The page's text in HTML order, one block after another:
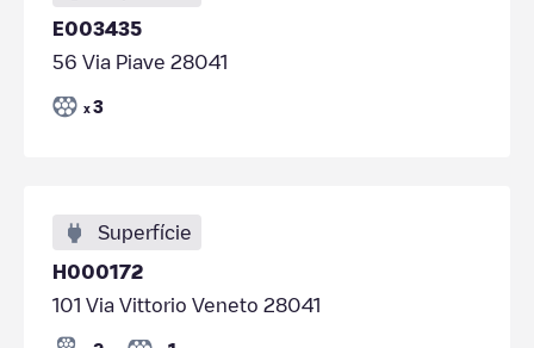
E003435
56 Via Piave 28041
x 3
Superfície
H000172
101 Via Vittorio Veneto 28041